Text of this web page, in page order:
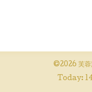
©2026 芙
Today: